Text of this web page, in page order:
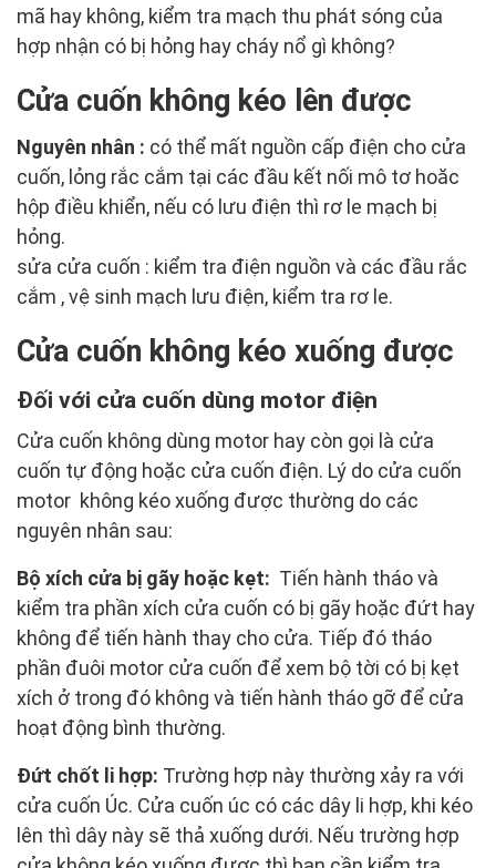
mã hay không, kiểm tra mạch thu phát sóng của
hợp nhận có bị hỏng hay cháy nổ gì không?
Cửa cuốn không kéo lên được
Nguyên nhân : có thể mất nguồn cấp điện cho cửa
cuốn, lỏng rắc cắm tại các đầu kết nối mô tơ hoăc
hộp điều khiển, nếu có lưu điện thì rơ le mạch bị
hỏng.
sửa cửa cuốn : kiểm tra điện nguồn và các đầu rắc
cắm , vệ sinh mạch lưu điện, kiểm tra rơ le.
Cửa cuốn không kéo xuống được
Đối với cửa cuốn dùng motor điện
Cửa cuốn không dùng motor hay còn gọi là cửa
cuốn tự động hoặc cửa cuốn điện. Lý do cửa cuốn
motor không kéo xuống được thường do các
nguyên nhân sau:
Bộ xích cửa bị gãy hoặc kẹt: Tiến hành tháo và
kiểm tra phần xích cửa cuốn có bị gãy hoặc đứt hay
không để tiến hành thay cho cửa. Tiếp đó tháo
phần đuôi motor cửa cuốn để xem bộ tời có bị kẹt
xích ở trong đó không và tiến hành tháo gỡ để cửa
hoạt động bình thường.
Đứt chốt li hợp: Trường hợp này thường xảy ra với
cửa cuốn Úc. Cửa cuốn úc có các dây li hợp, khi kéo
lên thì dây này sẽ thả xuống dưới. Nếu trường hợp